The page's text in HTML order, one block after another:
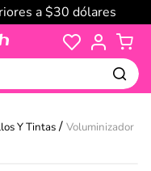
a $30 dólares
Y Tintas
Voluminizador